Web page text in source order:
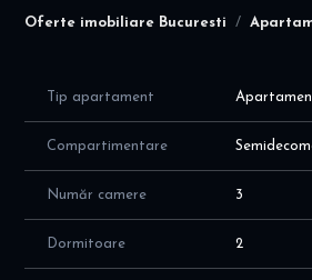
Oferte imobiliare Bucuresti
liceul Tudor Vladimirescu, la cateva sute
Facilitati- curte interioara unde se poate
12mp.
notariat,stomatologie, etc )
Tip apartament
Compartimentare
Număr camere 3
Dormitoare 2